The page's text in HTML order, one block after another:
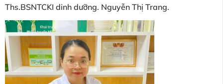
Ths.BSNTCKI dinh dưỡng. Nguyễn Thị Trang.